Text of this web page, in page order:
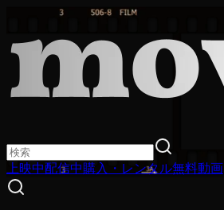
上映中配信中購入・レンタル無料動画